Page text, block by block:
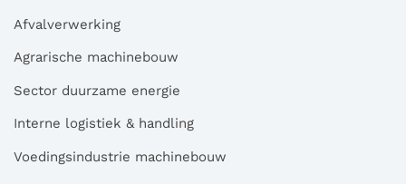
Afvalverwerking
Agrarische machinebouw
Sector duurzame energie
Interne logistiek & handling
Voedingsindustrie machinebouw